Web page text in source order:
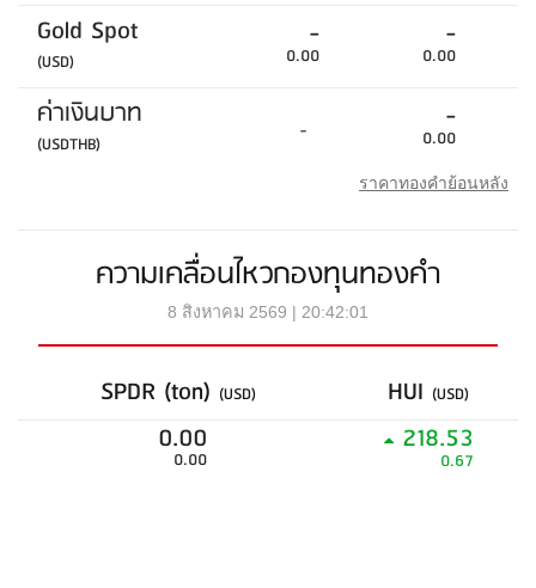
Gold Spot
(USD)
-
0.00
-
0.00
ค่าเงินบาท
(USDTHB) - -
0.00
ราคาทองคำย้อนหลัง
ความเคลื่อนไหวกองทุนทองคำ
8 สิงหาคม 2569 | 20:42:01
SPDR (ton) (USD) HUI (USD)
0.00
0.00
218.53
0.67